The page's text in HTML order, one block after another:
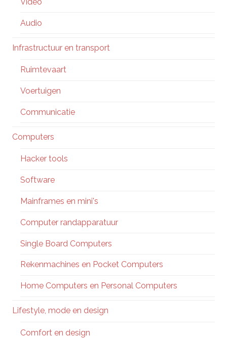
Audio
Infrastructuur en transport
Ruimtevaart
Voertuigen
Communicatie
Computers
Hacker tools
Software
Mainframes en mini's
Computer randapparatuur
Single Board Computers
Rekenmachines en Pocket Computers
Home Computers en Personal Computers
Lifestyle, mode en design
Comfort en design